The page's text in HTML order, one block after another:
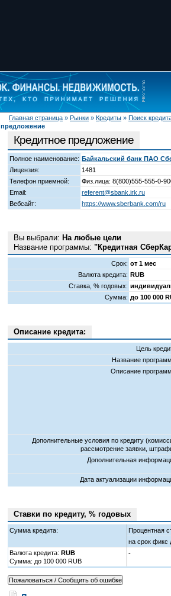
Главная страница » Рынки » Кредиты » Поиск
предложение
Кредитное предложение
Полное наименование: Байкальский банк ПАО
Лицензия:
1481
Телефон приемной:
Физ.лица: 8(800)555-555-0-
Email:
referent@sbank.irk.ru
Вебсайт:
https://www.sberbank.com/ru
Вы выбрали: На любые цели
Название программы: "Кредитная
Срок: от 1 мес
Валюта кредита: RUB
Cтавка, % годовых:
Сумма: до 100 000
Описание кредита:
Цель
Название
Описание
Дополнительные условия по кредиту
рассмотрение заявки,
Дополнительная
Дата актуализации
Ставки по кредиту, % годовых
Сумма кредита:
Процентная
на срок фикс
Валюта кредита: RUB
Cумма: до 100 000 RUB
-